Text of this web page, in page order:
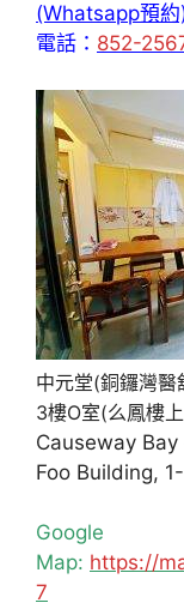
(Whatsapp預約
電話： 852-
中元堂(銅鑼灣
3樓O室(么鳳樓
Causeway
Foo Building,
Google
Map: https://
7